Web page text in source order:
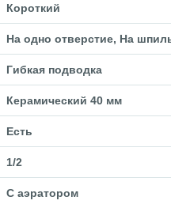
Короткий
На одно отверстие, На
Гибкая подводка
Керамический 40 мм
Есть
1/2
С аэратором